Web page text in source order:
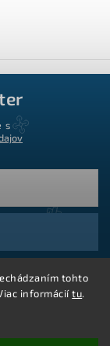
tohto
informáciítu.
s